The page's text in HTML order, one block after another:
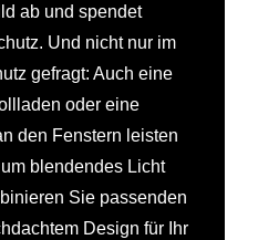
ab und spendet
Und nicht nur im
gefragt: Auch eine
oder eine
den Fenstern leisten
blendendes Licht
Sie passenden
Design für Ihr